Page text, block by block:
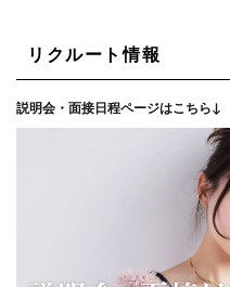
リクルート情報
説明会・面接日程ページはこちら↓